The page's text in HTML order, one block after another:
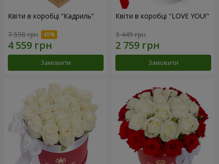
Квіти в коробці “Кадриль”
7 598 грн
Замовити
Квіти в коробці "LOVE YOU!"
3 449 грн
Замовити